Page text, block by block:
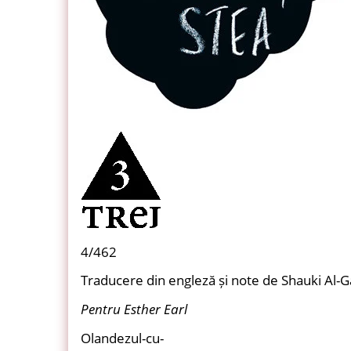
4/462
Traducere din engleză și note de Shauki Al-
Pentru Esther Earl
Olandezul-cu-